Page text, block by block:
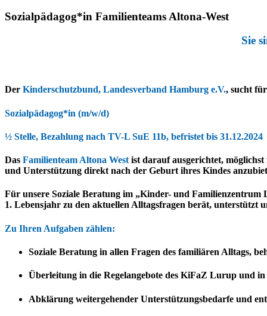
Sozialpädagog*in Familienteams Altona-West
Sie
Der Kinderschutzbund, Landesverband Hamburg e.V., sucht
Sozialpädagog*in (m/w/d)
½ Stelle, Bezahlung nach TV-L SuE 11b, befristet bis 31.12.2024
Das Familienteam Altona West ist darauf ausgerichtet,
und Unterstützung direkt nach der Geburt ihres Kindes
Für unsere Soziale Beratung im „Kinder- und
1. Lebensjahr zu den aktuellen Alltagsfragen berät, unterstützt
Zu Ihren Aufgaben zählen:
Soziale Beratung in allen Fragen des familiären Alltags,
Überleitung in die Regelangebote des KiFaZ Lurup und
Abklärung weitergehender Unterstützungsbedarfe und